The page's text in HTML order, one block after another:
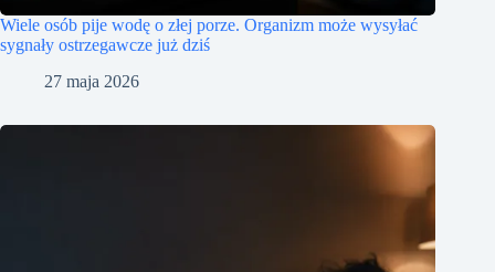
Wiele osób pije wodę o złej porze. Organizm może wysyłać
sygnały ostrzegawcze już dziś
27 maja 2026